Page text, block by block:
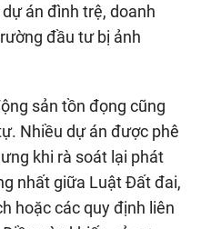
án đình trệ, doanh
đầu tư bị ảnh
sản tồn đọng cũng
Nhiều dự án được phê
khi rà soát lại phát
nhất giữa Luật Đất đai,
hoặc các quy định liên